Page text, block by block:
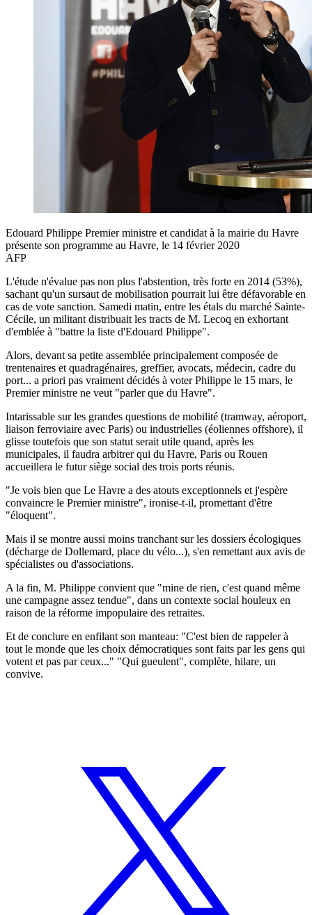
Edouard Philippe Premier ministre et candidat à la mairie du Havre
présente son programme au Havre, le 14 février 2020
AFP
L'étude n'évalue pas non plus l'abstention, très forte en 2014 (53%),
sachant qu'un sursaut de mobilisation pourrait lui être défavorable en
cas de vote sanction. Samedi matin, entre les étals du marché Sainte-
Cécile, un militant distribuait les tracts de M. Lecoq en exhortant
d'emblée à "battre la liste d'Edouard Philippe".
Alors, devant sa petite assemblée principalement composée de
trentenaires et quadragénaires, greffier, avocats, médecin, cadre du
port... a priori pas vraiment décidés à voter Philippe le 15 mars, le
Premier ministre ne veut "parler que du Havre".
Intarissable sur les grandes questions de mobilité (tramway, aéroport,
liaison ferroviaire avec Paris) ou industrielles (éoliennes offshore), il
glisse toutefois que son statut serait utile quand, après les
municipales, il faudra arbitrer qui du Havre, Paris ou Rouen
accueillera le futur siège social des trois ports réunis.
"Je vois bien que Le Havre a des atouts exceptionnels et j'espère
convaincre le Premier ministre", ironise-t-il, promettant d'être
"éloquent".
Mais il se montre aussi moins tranchant sur les dossiers écologiques
(décharge de Dollemard, place du vélo...), s'en remettant aux avis de
spécialistes ou d'associations.
A la fin, M. Philippe convient que "mine de rien, c'est quand même
une campagne assez tendue", dans un contexte social houleux en
raison de la réforme impopulaire des retraites.
Et de conclure en enfilant son manteau: "C'est bien de rappeler à
tout le monde que les choix démocratiques sont faits par les gens qui
votent et pas par ceux..." "Qui gueulent", complète, hilare, un
convive.